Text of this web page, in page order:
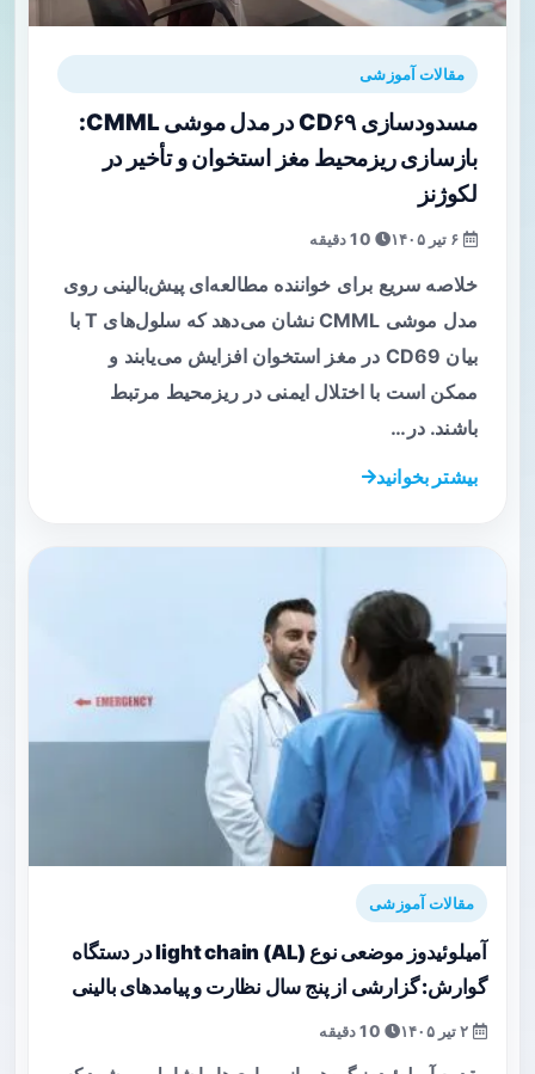
مقالات آموزشی
مسدودسازی CD۶۹ در مدل موشی CMML:
بازسازی ریزمحیط مغز استخوان و تأخیر در
لکوژنز
خلاصه سریع برای خواننده مطالعه‌ای پیش‌بالینی روی
مدل موشی CMML نشان می‌دهد که سلول‌های T با
بیان CD69 در مغز استخوان افزایش می‌یابند و
ممکن است با اختلال ایمنی در ریزمحیط مرتبط
باشند. در…
بیشتر بخوانید
مقالات آموزشی
آمیلوئیدوز موضعی نوع light chain (AL) در دستگاه
گوارش: گزارشی از پنج سال نظارت و پیامدهای بالینی